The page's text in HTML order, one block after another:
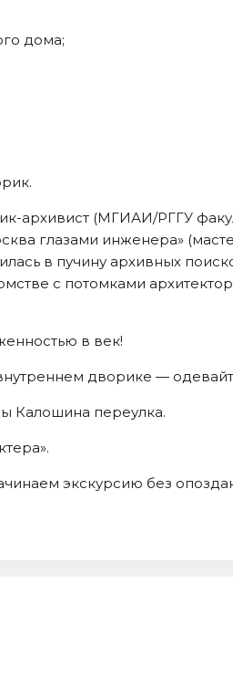
дома;
архивист (МГИАИ/РГГУ
глазами инженера»
в пучину архивных
с потомками
в век!
дворике —
Калошина переулка.
экскурсию без